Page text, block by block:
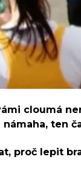
cloumá
ten
proč lepit